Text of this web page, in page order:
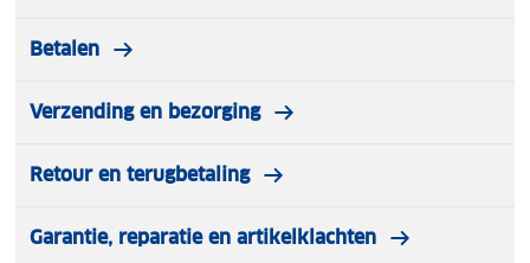
Betalen
Verzending en bezorging
Retour en terugbetaling
Garantie, reparatie en artikelklachten